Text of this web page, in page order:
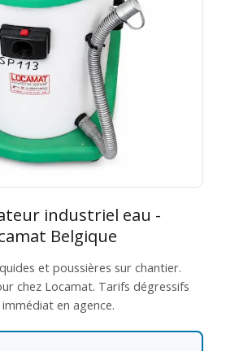
industriel eau -
Belgique
et poussières sur chantier.
chez Locamat. Tarifs dégressifs
en agence.